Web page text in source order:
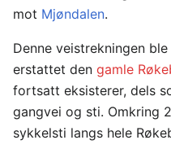
mot Mjøndalen.
Denne veistrekningen
erstattet den gamle
fortsatt eksisterer, dels
gangvei og sti. Omkring
sykkelsti langs hele